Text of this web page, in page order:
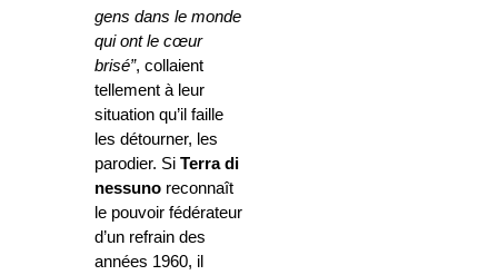
gens dans le monde
qui ont le cœur
brisé”, collaient
tellement à leur
situation qu’il faille
les détourner, les
parodier. Si Terra di
nessuno reconnaît
le pouvoir fédérateur
d’un refrain des
années 1960, il